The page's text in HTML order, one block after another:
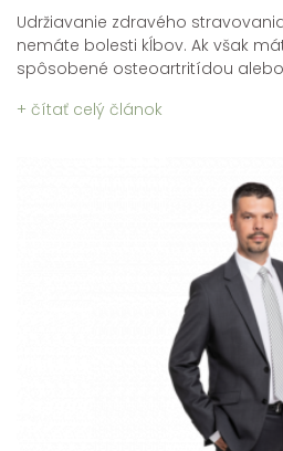
Udržiavanie zdravého
nemáte bolesti kĺbov. Ak však
spôsobené osteoartritídou
+ čítať celý článok